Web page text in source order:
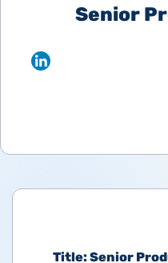
Senior
Title: Senior